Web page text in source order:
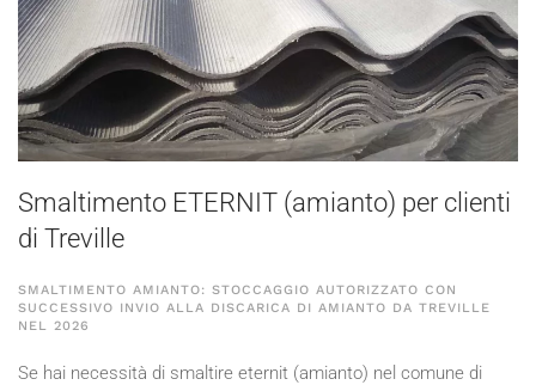
Smaltimento ETERNIT (amianto) per clienti
di Treville
SMALTIMENTO AMIANTO: STOCCAGGIO AUTORIZZATO CON
SUCCESSIVO INVIO ALLA DISCARICA DI AMIANTO DA TREVILLE
NEL 2026
Se hai necessità di smaltire eternit (amianto) nel comune di